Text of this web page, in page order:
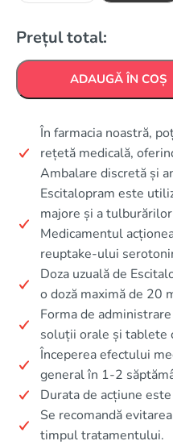
Prețul total:
ADAUGĂ ÎN COȘ
În farmacia noastră,
rețetă medicală,
Ambalare discretă și
Escitalopram este
majore și a
Medicamentul
reuptake-ului
Doza uzuală de
o doză maximă de 20
Forma de
soluții orale și tablete
Începerea efectului
general în 1-2
Durata de acțiune
Se recomandă
timpul tratamentului.